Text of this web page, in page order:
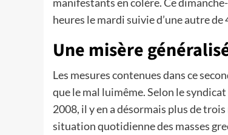
heures le mardi suivie d’une autre
Une misère
Les mesures contenues dans ce
que le mal luimême. Selon le
2008, il y en a désormais plus de
situation quotidienne des masses